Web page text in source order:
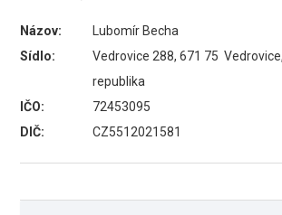
Názov:
Lubomír Becha
Sídlo:
Vedrovice 288, 671 75
republika
IČO:
72453095
DIČ:
CZ5512021581